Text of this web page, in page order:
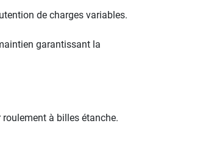
de charges variables.
garantissant la
à billes étanche.